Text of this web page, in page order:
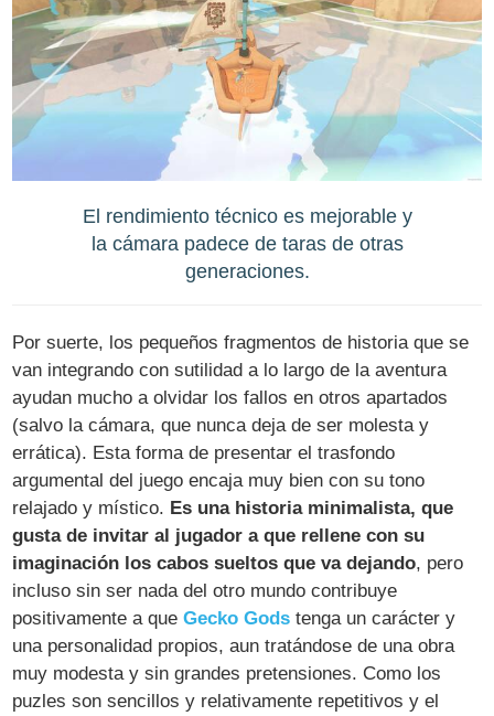
El rendimiento técnico es mejorable y
la cámara padece de taras de otras
generaciones.
Por suerte, los pequeños fragmentos de historia que se
van integrando con sutilidad a lo largo de la aventura
ayudan mucho a olvidar los fallos en otros apartados
(salvo la cámara, que nunca deja de ser molesta y
errática). Esta forma de presentar el trasfondo
argumental del juego encaja muy bien con su tono
relajado y místico. Es una historia minimalista, que
gusta de invitar al jugador a que rellene con su
imaginación los cabos sueltos que va dejando, pero
incluso sin ser nada del otro mundo contribuye
positivamente a queGecko Gods tenga un carácter y
una personalidad propios, aun tratándose de una obra
muy modesta y sin grandes pretensiones. Como los
puzles son sencillos y relativamente repetitivos y el